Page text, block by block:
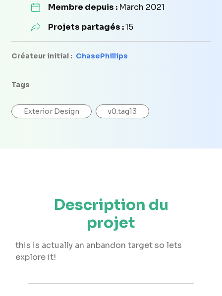
Membre depuis : March 2021
Projets partagés :15
Créateur initial : ChasePhillips
Tags
Exterior Design v0.tag13
Description du
projet
this is actually an anbandon target so lets
explore it!